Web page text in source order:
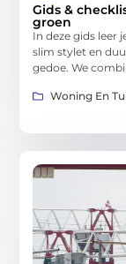
Gids &
groen
In deze gids leer
slim stylet en
gedoe. We
Woning En